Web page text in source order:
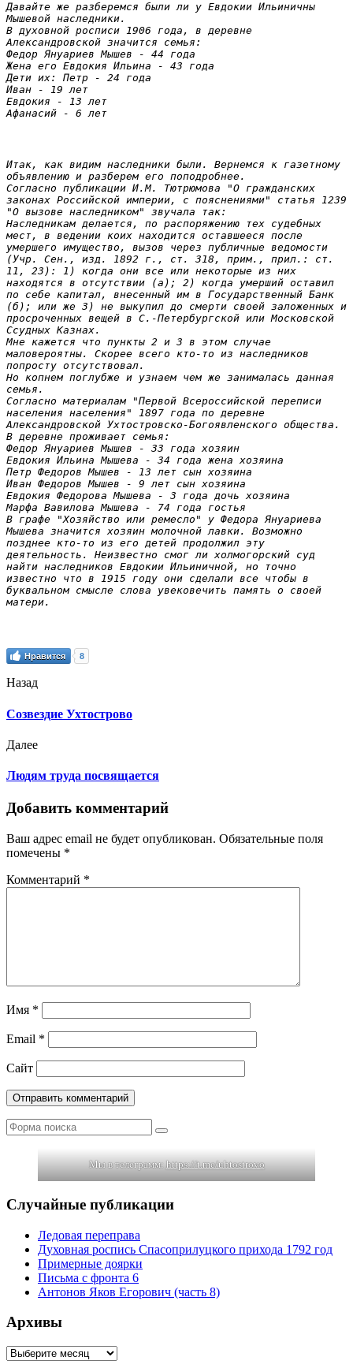
Давайте же разберемся были ли у Евдокии Ильиничны
Мышевой наследники.
В духовной росписи 1906 года, в деревне
Александровской значится семья:
Федор Януариев Мышев - 44 года
Жена его Евдокия Ильина - 43 года
Дети их: Петр - 24 года
Иван - 19 лет
Евдокия - 13 лет
Афанасий - 6 лет
Итак, как видим наследники были. Вернемся к газетному
объявлению и разберем его поподробнее.
Согласно публикации И.М. Тютрюмова "О гражданских
законах Российской империи, с пояснениями" статья 1239
"О вызове наследником" звучала так:
Наследникам делается, по распоряжению тех судебных
мест, в ведении коих находится оставшееся после
умершего имущество, вызов через публичные ведомости
(Учр. Сен., изд. 1892 г., ст. 318, прим., прил.: ст.
11, 23): 1) когда они все или некоторые из них
находятся в отсутствии (а); 2) когда умерший оставил
по себе капитал, внесенный им в Государственный Банк
(б); или же 3) не выкупил до смерти своей заложенных и
просроченных вещей в С.-Петербургской или Московской
Ссудных Казнах.
Мне кажется что пункты 2 и 3 в этом случае
маловероятны. Скорее всего кто-то из наследников
попросту отсутствовал.
Но копнем поглубже и узнаем чем же занималась данная
семья.
Согласно материалам "Первой Всероссийской переписи
населения населения" 1897 года по деревне
Александровской Ухтостровско-Богоявленского общества.
В деревне проживает семья:
Федор Януариев Мышев - 33 года хозяин
Евдокия Ильина Мышева - 34 года жена хозяина
Петр Федоров Мышев - 13 лет сын хозяина
Иван Федоров Мышев - 9 лет сын хозяина
Евдокия Федорова Мышева - 3 года дочь хозяина
Марфа Вавилова Мышева - 74 года гостья
В графе "Хозяйство или ремесло" у Федора Януариева
Мышева значится хозяин молочной лавки. Возможно
позднее кто-то из его детей продолжил эту
деятельность. Неизвестно смог ли холмогорский суд
найти наследников Евдокии Ильиничной, но точно
известно что в 1915 году они сделали все чтобы в
буквальном смысле слова увековечить память о своей
матери.
Нравится 8
Назад
Созвездие Ухтострово
Далее
Людям труда посвящается
Добавить комментарий
Ваш адрес email не будет опубликован. Обязательные поля
помечены *
Комментарий *
Имя *
Email *
Сайт
Поиск
Мы в телеграмм:https://t.me/uhtostrovo
Случайные публикации
Ледовая переправа
Духовная роспись Спасоприлуцкого прихода 1792 год
Примерные доярки
Письма с фронта 6
Антонов Яков Егорович (часть 8)
Архивы
Архивы